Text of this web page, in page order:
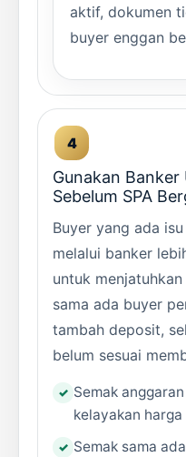
aktif, dokumen
buyer enggan
Gunakan
Sebelum SPA
Buyer yang ada
melalui banker
untuk
sama ada buyer
tambah deposit,
belum sesuai
Semak
kelayakan harga
Semak sama